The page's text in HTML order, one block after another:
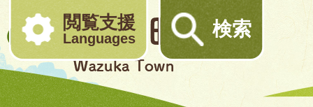
閲覧支援
Languages 検索